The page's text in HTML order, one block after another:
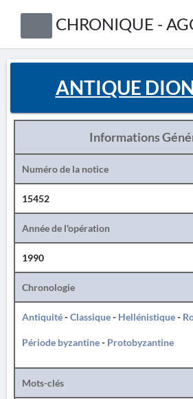
CHRONIQUE -
ANTIQUE
Informations
Numéro de la notice
15452
Année de l'opération
1990
Chronologie
Antiquité-Classique- Hellénistique-
Période byzantine- Protobyzantine
Mots-clés